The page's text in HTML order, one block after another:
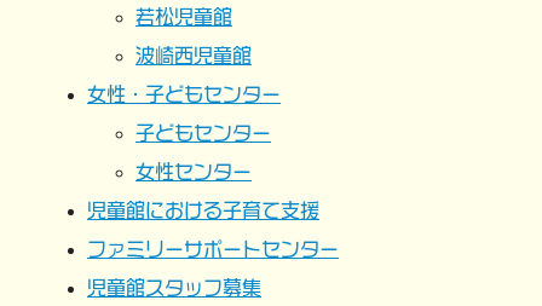
若松児童館
波崎西児童館
女性・子どもセンター
子どもセンター
女性センター
児童館における子育て支援
ファミリーサポートセンター
児童館スタッフ募集